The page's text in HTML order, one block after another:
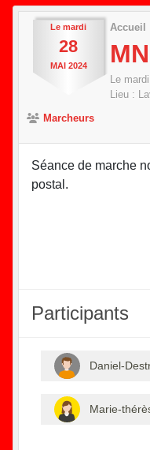
Le mardi
28
MAI 2024
Accueil
Le mardi
Lieu :
Marcheurs
Séance de marche
postal.
Participants
Daniel-
Marie-